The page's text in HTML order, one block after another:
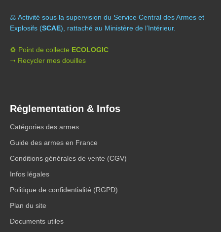
⚖️ Activité sous la supervision du Service Central des Armes et
Explosifs (SCAE), rattaché au Ministère de l’Intérieur.
♻️ Point de collecte ECOLOGIC
➝ Recycler mes douilles
Réglementation & Infos
Catégories des armes
Guide des armes en France
Conditions générales de vente (CGV)
Infos légales
Politique de confidentialité (RGPD)
Plan du site
Documents utiles